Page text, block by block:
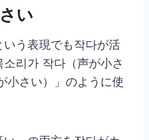
い
う表現でも작다が活
리가 작다（声が小さ
小さい）」のように使